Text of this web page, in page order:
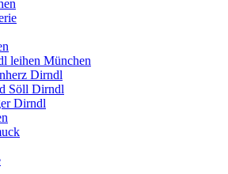
leihen München
Dirndl
Söll Dirndl
Dirndl